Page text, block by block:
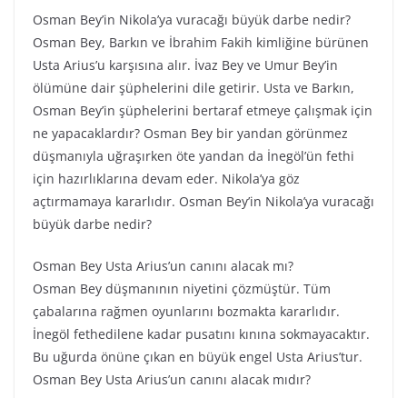
Osman Bey’in Nikola’ya vuracağı büyük darbe nedir?
Osman Bey, Barkın ve İbrahim Fakih kimliğine bürünen
Usta Arius’u karşısına alır. İvaz Bey ve Umur Bey’in
ölümüne dair şüphelerini dile getirir. Usta ve Barkın,
Osman Bey’in şüphelerini bertaraf etmeye çalışmak için
ne yapacaklardır? Osman Bey bir yandan görünmez
düşmanıyla uğraşırken öte yandan da İnegöl’ün fethi
için hazırlıklarına devam eder. Nikola’ya göz
açtırmamaya kararlıdır. Osman Bey’in Nikola’ya vuracağı
büyük darbe nedir?
Osman Bey Usta Arius’un canını alacak mı?
Osman Bey düşmanının niyetini çözmüştür. Tüm
çabalarına rağmen oyunlarını bozmakta kararlıdır.
İnegöl fethedilene kadar pusatını kınına sokmayacaktır.
Bu uğurda önüne çıkan en büyük engel Usta Arius’tur.
Osman Bey Usta Arius’un canını alacak mıdır?